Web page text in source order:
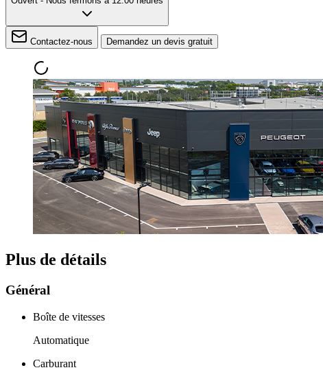
Contactez-nous Demandez un devis gratuit
Plus de détails
Général
Boîte de vitesses
Automatique
Carburant